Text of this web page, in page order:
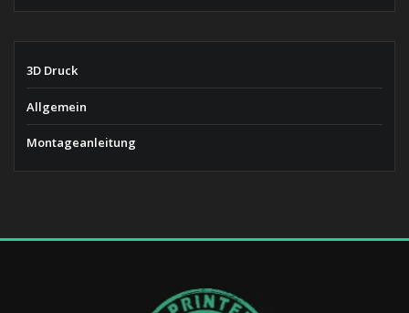
3D Druck
Allgemein
Montageanleitung